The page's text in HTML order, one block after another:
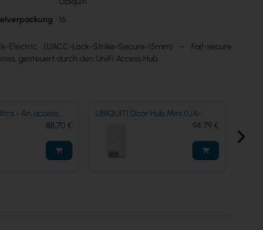
16
Electric (UACC-Lock-Strike-Secure-15mm) – Fail-secure
gesteuert durch den UniFi Access Hub.
Hub Mini (UA-
94,79 €
UBIQUITI Gate Hub (UA-Hub-
231,31 €